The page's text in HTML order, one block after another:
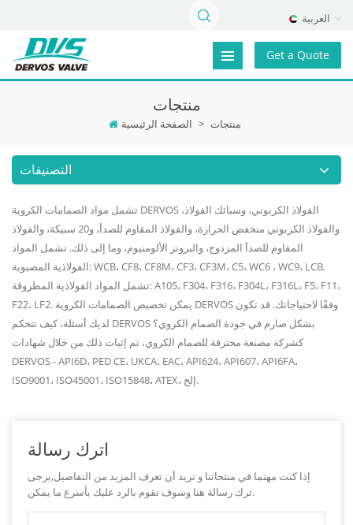
العربية
Get a Quote
منتجات
الصفحة الرئيسية > منتجات
التصنيفات
تشمل مواد الصمامات الكروية DERVOS الفولاذ الكربوني، وسبائك الفولاذ،
والفولاذ الكربوني منخفض الحرارة، والفولاذ المقاوم للصدأ، و20 سبيكة، والفولاذ
المقاوم للصدأ المزدوج، والبرونز الألومنيوم، وما إلى ذلك. تشمل المواد
الفولاذية المصبوبة: WCB، CF8، CF8M، CF3، CF3M، C5، WC6 ، WC9، LCB.
تشمل المواد الفولاذية المطروقة: A105، F304، F316، F304L، F316L، F5، F11،
F22، LF2. يمكن تخصيص الصمامات الكروية DERVOS وفقًا لاحتياجاتك. قد تكون
لديك أسئلة، كيف تتحكم DERVOS بشكل صارم في جودة الصمام الكروي؟
كشركة مصنعة محترفة للصمام الكروي، تم إثبات ذلك من خلال شهادات
DERVOS - API6D، PED CE، UKCA، EAC، API624، API607، API6FA،
ISO9001، ISO45001، ISO15848، ATEX، إلخ.
اترك رسالة
إذا كنت مهتما في منتجاتنا و تريد أن تعرف المزيد من التفاصيل,يرجى
ترك رسالة هنا وسوف نقوم بالرد عليك بأسرع ما يمكن.